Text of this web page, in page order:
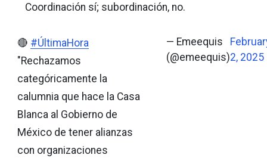
Coordinación sí; subordinación, no.
🔴 #ÚltimaHora
"Rechazamos
categóricamente la
calumnia que hace la Casa
Blanca al Gobierno de
México de tener alianzas
con organizaciones
— Emeequis
(@emeequis)2, 2025